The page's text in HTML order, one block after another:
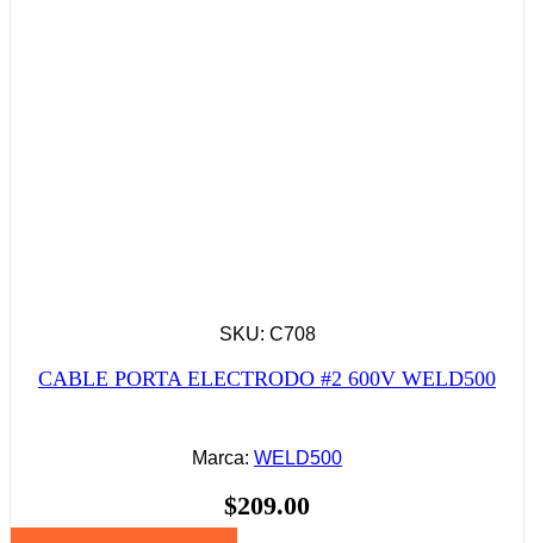
SKU: C708
CABLE PORTA ELECTRODO #2 600V WELD500
Marca: WELD500
$209.00